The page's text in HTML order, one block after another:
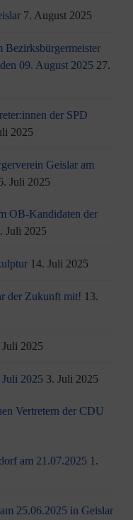
7. August 2025
Bezirksbürgermeister
09. August 2025 27.
der SPD
2025
Geislar am
Juli 2025
OB-Kandidaten der
Juli 2025
14. Juli 2025
der Zukunft mit! 13.
Juli 2025
2025 3. Juli 2025
Vertretern der CDU
am 21.07.2025 1.
25.06.2025 in Geislar